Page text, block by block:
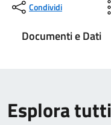
Condividi
Documenti e Dati
Esplora